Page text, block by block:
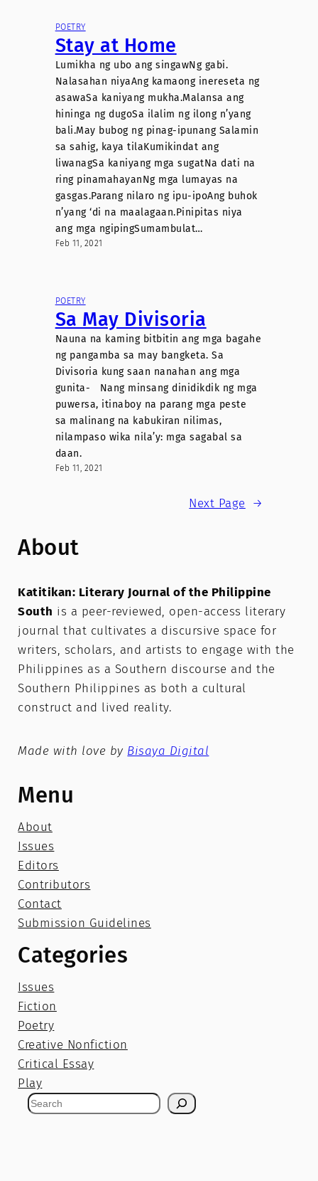
POETRY
Stay at Home
Lumikha ng ubo ang singawNg gabi.
Nalasahan niyaAng kamaong inereseta ng
asawaSa kaniyang mukha.Malansa ang
hininga ng dugoSa ilalim ng ilong n’yang
bali.May bubog ng pinag-ipunang Salamin
sa sahig, kaya tilaKumikindat ang
liwanagSa kaniyang mga sugatNa dati na
ring pinamahayanNg mga lumayas na
gasgas.Parang nilaro ng ipu-ipoAng buhok
n’yang ‘di na maalagaan.Pinipitas niya
ang mga ngipingSumambulat…
Feb 11, 2021
POETRY
Sa May Divisoria
Nauna na kaming bitbitin ang mga bagahe
ng pangamba sa may bangketa. Sa
Divisoria kung saan nanahan ang mga
gunita- Nang minsang dinidikdik ng mga
puwersa, itinaboy na parang mga peste
sa malinang na kabukiran nilimas,
nilampaso wika nila’y: mga sagabal sa
daan.
Feb 11, 2021
Next Page →
About
Katitikan: Literary Journal of the Philippine
South is a peer-reviewed, open-access literary
journal that cultivates a discursive space for
writers, scholars, and artists to engage with the
Philippines as a Southern discourse and the
Southern Philippines as both a cultural
construct and lived reality.
Made with love by Bisaya Digital
Menu
About
Issues
Editors
Contributors
Contact
Submission Guidelines
Categories
Issues
Fiction
Poetry
Creative Nonfiction
Critical Essay
Play
S